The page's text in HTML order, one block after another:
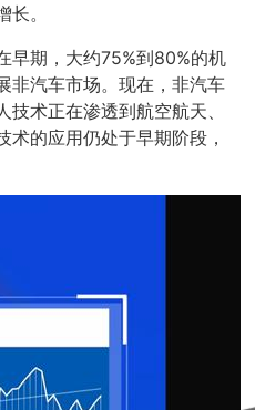
。
早期，大约75%到80%的机
非汽车市场。现在，非汽车
术正在渗透到航空航天、
的应用仍处于早期阶段，